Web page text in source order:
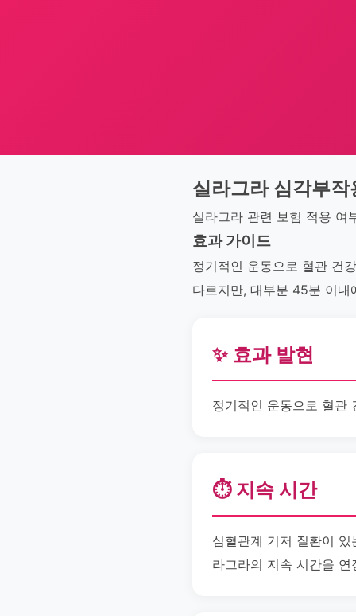
실라그라 심각부작
실라그라 관련 보험 적용 여
효과 가이드
정기적인 운동으로 혈관 건
다르지만, 대부분 45분 이내
✨ 효과 발현
정기적인 운동으로 혈관
⏱️ 지속 시간
심혈관계 기저 질환이
라그라의 지속 시간을